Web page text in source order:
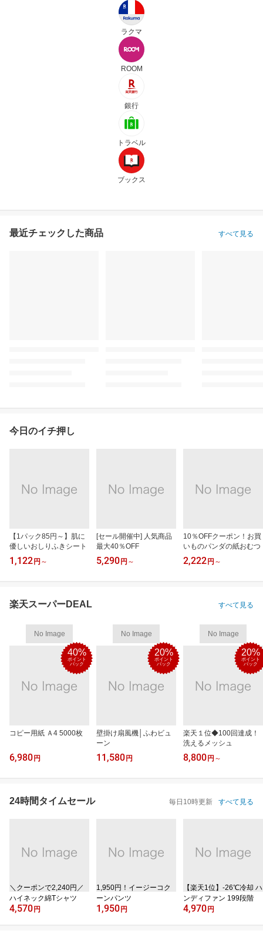
ラクマ
ROOM
銀行
トラベル
ブックス
最近チェックした商品 すべて見る
今日のイチ押し
【1パック85円～】肌に
優しいおしりふきシート
1,122 円 ～
[セール開催中] 人気商品
最大40％OFF
5,290 円 ～
10％OFFクーポン！お買
いものパンダの紙おむつ
2,222 円 ～
楽天スーパーDEAL すべて見る
No Image
40%
ポイント
バック
コピー用紙 Ａ4 5000枚
6,980 円
No Image
20%
ポイント
バック
壁掛け扇風機│ふわビュ
ーン
11,580 円
No Image
20%
ポイント
バック
楽天１位◆100回達成！
洗えるメッシュ
8,800 円 ～
24時間タイムセール 毎日10時更新 すべて見る
＼クーポンで2,240円／
ハイネック綿Tシャツ
4,570 円
1,950円！イージーコク
ーンパンツ
1,950 円
【楽天1位】‐26℃冷却 ハ
ンディファン 199段階
4,970 円